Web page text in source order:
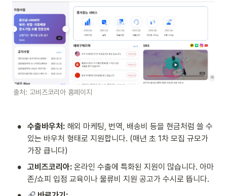
출처: 고비즈코리아 홈페이지
• 수출바우처: 해외 마케팅, 번역, 배송비 등을 현금처럼 쓸 수
있는 바우처 형태로 지원합니다. (매년 초 1차 모집 규모가
가장 큽니다)
• 고비즈코리아: 온라인 수출에 특화된 지원이 많습니다. 아마
존/쇼피 입점 교육이나 물류비 지원 공고가 수시로 뜹니다.